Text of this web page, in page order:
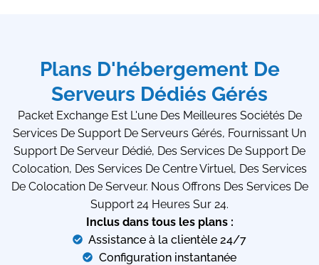
Plans D'hébergement De
Serveurs Dédiés Gérés
Packet Exchange Est L'une Des Meilleures Sociétés De
Services De Support De Serveurs Gérés, Fournissant Un
Support De Serveur Dédié, Des Services De Support De
Colocation, Des Services De Centre Virtuel, Des Services
De Colocation De Serveur. Nous Offrons Des Services De
Support 24 Heures Sur 24.
Inclus dans tous les plans :
Assistance à la clientèle 24/7
Configuration instantanée